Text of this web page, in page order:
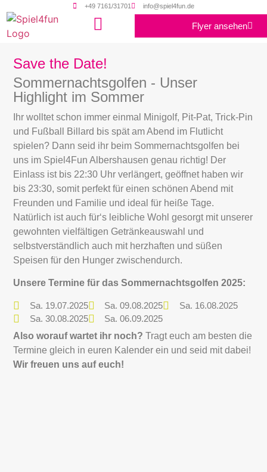
+49 7161/31701 info@spiel4fun.de
Flyer ansehen
Save the Date!
Sommernachtsgolfen - Unser
Highlight im Sommer
Ihr wolltet schon immer einmal Minigolf, Pit-Pat, Trick-Pin
und Fußball Billard bis spät am Abend im Flutlicht
spielen? Dann seid ihr beim Sommernachtsgolfen bei
uns im Spiel4Fun Albershausen genau richtig! Der
Einlass ist bis 22:30 Uhr verlängert, geöffnet haben wir
bis 23:30, somit perfekt für einen schönen Abend mit
Freunden und Familie und ideal für heiße Tage.
Natürlich ist auch für‘s leibliche Wohl gesorgt mit unserer
gewohnten vielfältigen Getränkeauswahl und
selbstverständlich auch mit herzhaften und süßen
Speisen für den Hunger zwischendurch.
Unsere Termine für das Sommernachtsgolfen 2025:
Sa. 19.07.2025 Sa. 09.08.2025
Sa. 16.08.2025
Sa. 30.08.2025
Sa. 06.09.2025
Also worauf wartet ihr noch? Tragt euch am besten die
Termine gleich in euren Kalender ein und seid mit dabei!
Wir freuen uns auf euch!